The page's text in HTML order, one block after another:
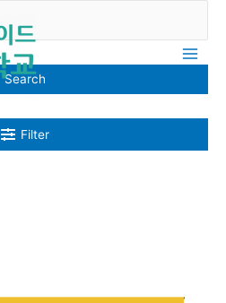
Search
Filter